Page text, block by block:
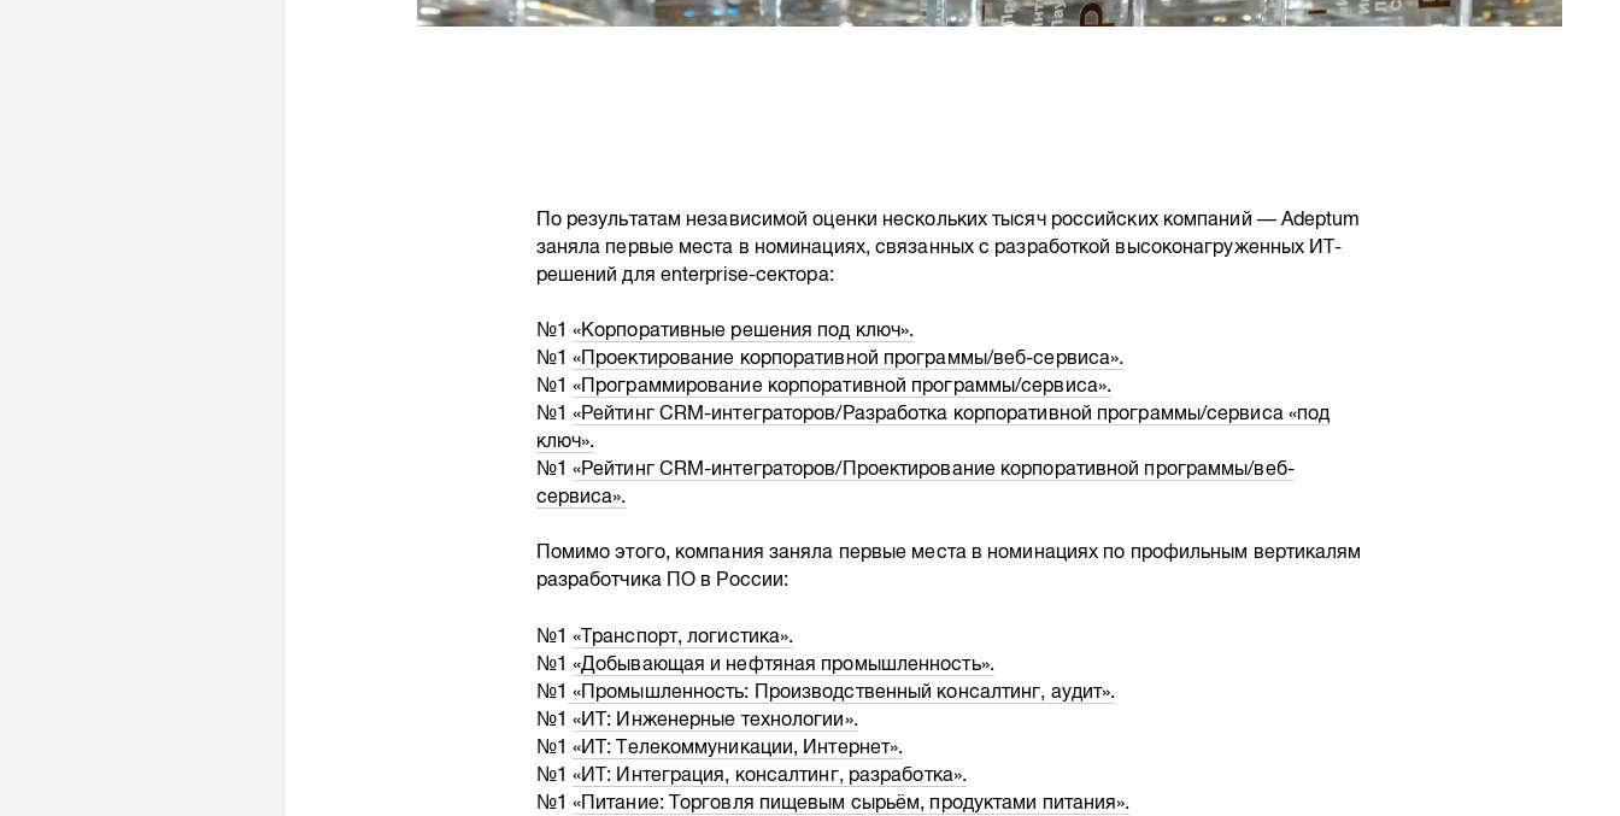
По результатам независимой оценки нескольких тысяч российских компаний — Adeptum
заняла первые места в номинациях, связанных с разработкой высоконагруженных ИТ-
решений для enterprise-сектора:
№1 «Корпоративные решения под ключ».
№1 «Проектирование корпоративной программы/веб-сервиса».
№1 «Программирование корпоративной программы/сервиса».
№1 «Рейтинг CRM-интеграторов/Разработка корпоративной программы/сервиса «под
ключ».
№1 «Рейтинг CRM-интеграторов/Проектирование корпоративной программы/веб-
сервиса».
Помимо этого, компания заняла первые места в номинациях по профильным вертикалям
разработчика ПО в России:
№1 «Транспорт, логистика».
№1 «Добывающая и нефтяная промышленность».
№1 «Промышленность: Производственный консалтинг, аудит».
№1 «ИТ: Инженерные технологии».
№1 «ИТ: Телекоммуникации, Интернет».
№1 «ИТ: Интеграция, консалтинг, разработка».
№1 «Питание: Торговля пищевым сырьём, продуктами питания».